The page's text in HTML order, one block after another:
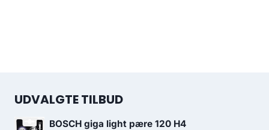
UDVALGTE TILBUD
BOSCH giga light pære 120 H4